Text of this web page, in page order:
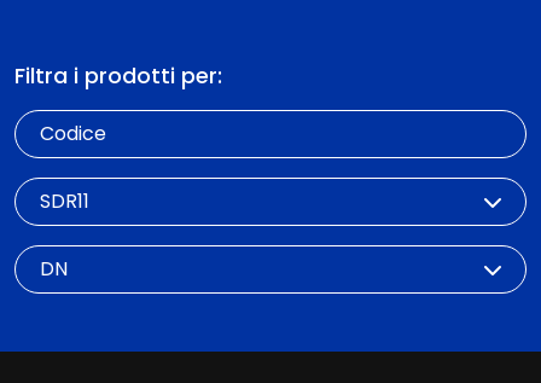
Filtra i prodotti per:
Codice
SDR
DN